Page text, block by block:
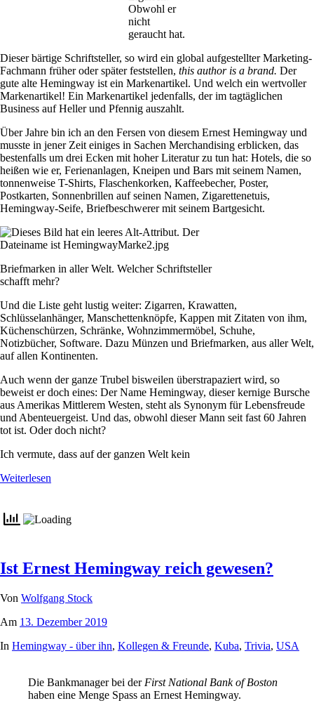
Obwohl er
nicht
geraucht hat.
Dieser bärtige Schriftsteller, so wird ein global aufgestellter Marketing-
Fachmann früher oder später feststellen, this author is a brand. Der
gute alte Hemingway ist ein Markenartikel. Und welch ein wertvoller
Markenartikel! Ein Markenartikel jedenfalls, der im tagtäglichen
Business auf Heller und Pfennig auszahlt.
Über Jahre bin ich an den Fersen von diesem Ernest Hemingway und
musste in jener Zeit einiges in Sachen Merchandising erblicken, das
bestenfalls um drei Ecken mit hoher Literatur zu tun hat: Hotels, die so
heißen wie er, Ferienanlagen, Kneipen und Bars mit seinem Namen,
tonnenweise T-Shirts, Flaschenkorken, Kaffeebecher, Poster,
Postkarten, Sonnenbrillen auf seinen Namen, Zigarettenetuis,
Hemingway-Seife, Briefbeschwerer mit seinem Bartgesicht.
Briefmarken in aller Welt. Welcher Schriftsteller
schafft mehr?
Und die Liste geht lustig weiter: Zigarren, Krawatten,
Schlüsselanhänger, Manschettenknöpfe, Kappen mit Zitaten von ihm,
Küchenschürzen, Schränke, Wohnzimmermöbel, Schuhe,
Notizbücher, Software. Dazu Münzen und Briefmarken, aus aller Welt,
auf allen Kontinenten.
Auch wenn der ganze Trubel bisweilen überstrapaziert wird, so
beweist er doch eines: Der Name Hemingway, dieser kernige Bursche
aus Amerikas Mittlerem Westen, steht als Synonym für Lebensfreude
und Abenteuergeist. Und das, obwohl dieser Mann seit fast 60 Jahren
tot ist. Oder doch nicht?
Ich vermute, dass auf der ganzen Welt kein
Weiterlesen
Ist Ernest Hemingway reich gewesen?
Von Wolfgang Stock
Am 13. Dezember 2019
In Hemingway - über ihn, Kollegen & Freunde, Kuba, Trivia, USA
Die Bankmanager bei der First National Bank of Boston
haben eine Menge Spass an Ernest Hemingway.